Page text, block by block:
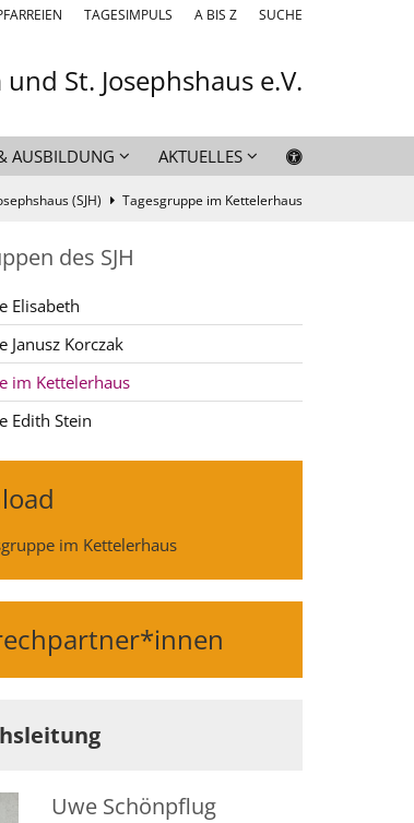
TAGESIMPULS A BIS Z SUCHE
St. Josephshaus e.V.
AUSBILDUNG AKTUELLES
(SJH) Tagesgruppe im Kettelerhaus
des SJH
Elisabeth
Janusz Korczak
im Kettelerhaus
Edith Stein
im Kettelerhaus
Uwe Schönpflug